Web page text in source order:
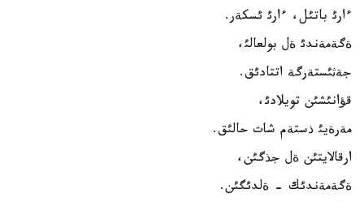
ءارئ باتئل، ءارئ ئسكةر.
ةگةمةندئ ةل بولعالئ،
جةثئستةرگة اتتادئق.
قؤانئشئن تويلادئ،
مةرةيئ ذستةم شات حالئق.
ارقالايتئن ةل جذگئن،
ةگةمةندئك - ةلدئگئن.